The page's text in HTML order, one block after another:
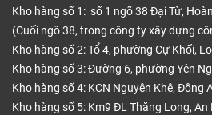
Kho hàng số 1: số 1 ngõ 38 Đại Từ,
(Cuối ngõ 38, trong công ty xây dựng
Kho hàng số 2: Tổ 4, phường Cự Khối,
Kho hàng số 3: Đường 6, phường Yên
Kho hàng số 4: KCN Nguyên Khê, Đông
Kho hàng số 5: Km9 ĐL Thăng Long,